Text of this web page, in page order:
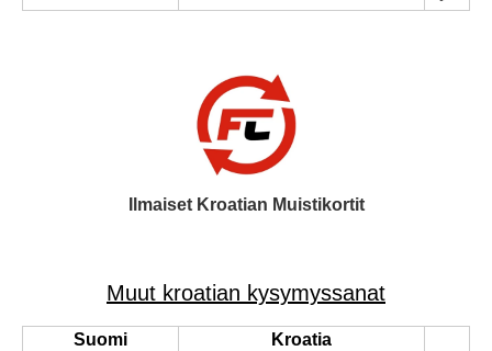
Ilmaiset Kroatian Muistikortit
Muut kroatian kysymyssanat
Suomi
Kroatia